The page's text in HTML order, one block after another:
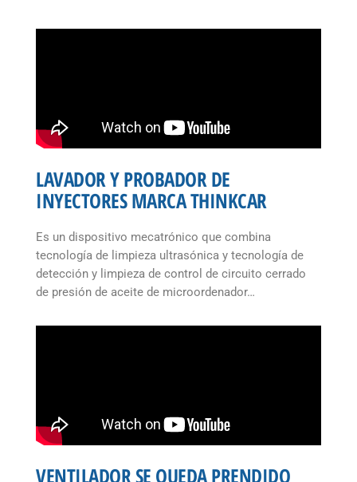
LAVADOR Y PROBADOR DE
INYECTORES MARCA THINKCAR
Es un dispositivo mecatrónico que combina
tecnología de limpieza ultrasónica y tecnología de
detección y limpieza de control de circuito cerrado
de presión de aceite de microordenador…
VENTILADOR SE QUEDA PRENDIDO